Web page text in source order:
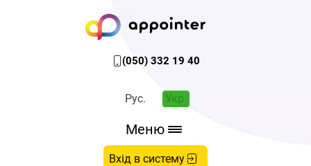
(050) 332 19 40
Рус. Укр.
Меню
Вхід в систему